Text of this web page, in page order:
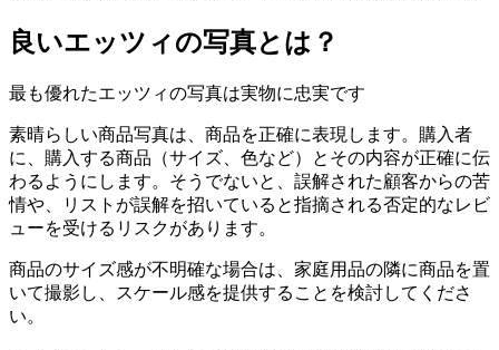
良いエッツィの写真とは？
最も優れたエッツィの写真は実物に忠実です
素晴らしい商品写真は、商品を正確に表現します。購入者
に、購入する商品（サイズ、色など）とその内容が正確に伝
わるようにします。そうでないと、誤解された顧客からの苦
情や、リストが誤解を招いていると指摘される否定的なレビ
ューを受けるリスクがあります。
商品のサイズ感が不明確な場合は、家庭用品の隣に商品を置
いて撮影し、スケール感を提供することを検討してくださ
い。